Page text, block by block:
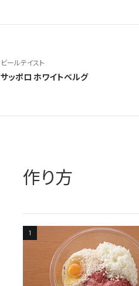
ビールテイスト
サッポロ ホワイトベルグ
作り方